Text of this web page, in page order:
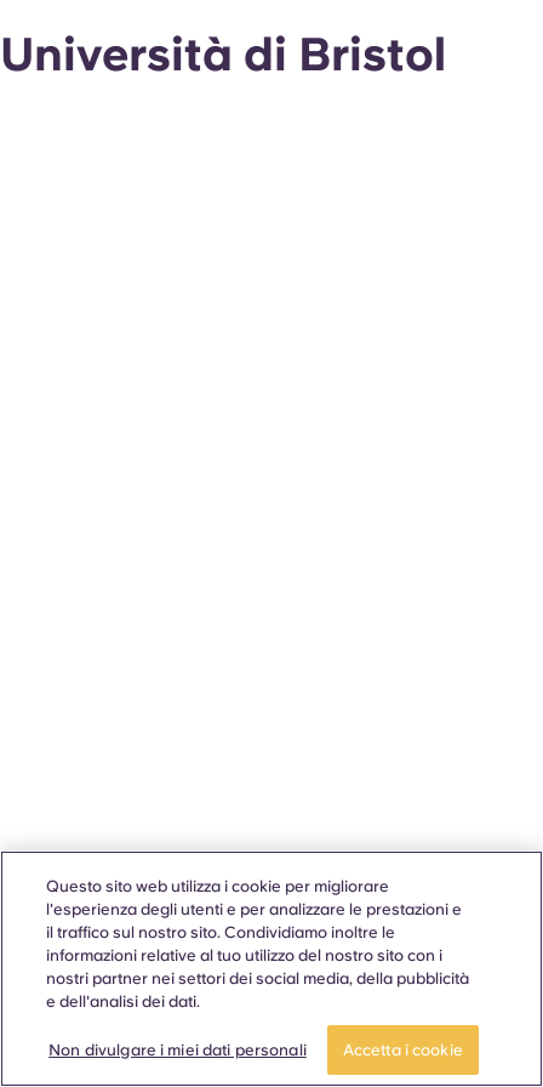
Università di Bristol
Questo sito web utilizza i cookie per migliorare
l'esperienza degli utenti e per analizzare le prestazioni e
il traffico sul nostro sito. Condividiamo inoltre le
informazioni relative al tuo utilizzo del nostro sito con i
nostri partner nei settori dei social media, della pubblicità
e dell'analisi dei dati.
Non divulgare i miei dati personali Accetta i cookie